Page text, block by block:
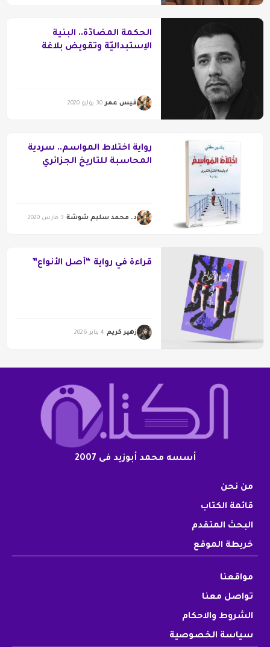
الحكمة المضادّة.. البنية
الاِستبداليّة وتقويض بلاغة
قيس عمر 30 يوليو 2020
رواية اختلاط المواسم.. سردية
المحاسبة للتاريخ الجزائري
د. محمد سليم شوشة 3 مارس 2020
قراءة في رواية “أصل الأنواع”
زهير كريم 4 يناير 2026
أسسه محمد أبوزيد فى 2007
من نحن
قائمة الكتاب
البحث المتقدم
خريطة الموقع
مواقعنا
تواصل معنا
الشروط والاحكام
سياسة الخصوصية